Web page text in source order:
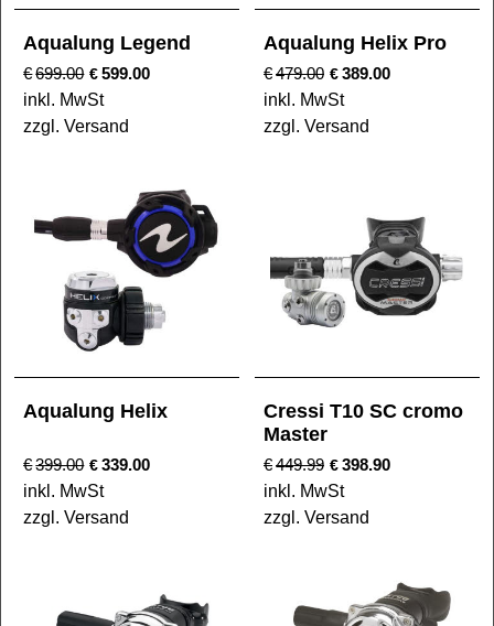
Aqualung Legend
€699.00 € 599.00
inkl. MwSt
zzgl. Versand
Aqualung Helix Pro
€479.00 €389.00
inkl. MwSt
zzgl. Versand
Aqualung Helix
€399.00 € 339.00
inkl. MwSt
zzgl. Versand
Cressi T10 SC cromo
Master
€449.99 €398.90
inkl. MwSt
zzgl. Versand